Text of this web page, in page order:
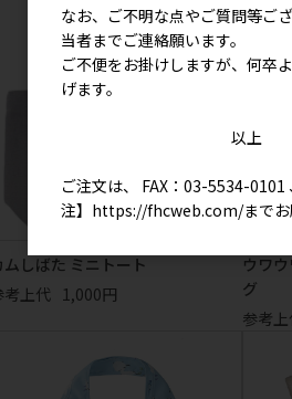
ムしばた ミニトート
考上代 1,000円
ウワ
グ
参考
なお、ご不明な点やご質問等ご
当者までご連絡願います。
ご不便をお掛けしますが、何卒
げます。
以上
ご注文は、 FAX：03-5534-
注】 https://fhcweb.com/までお